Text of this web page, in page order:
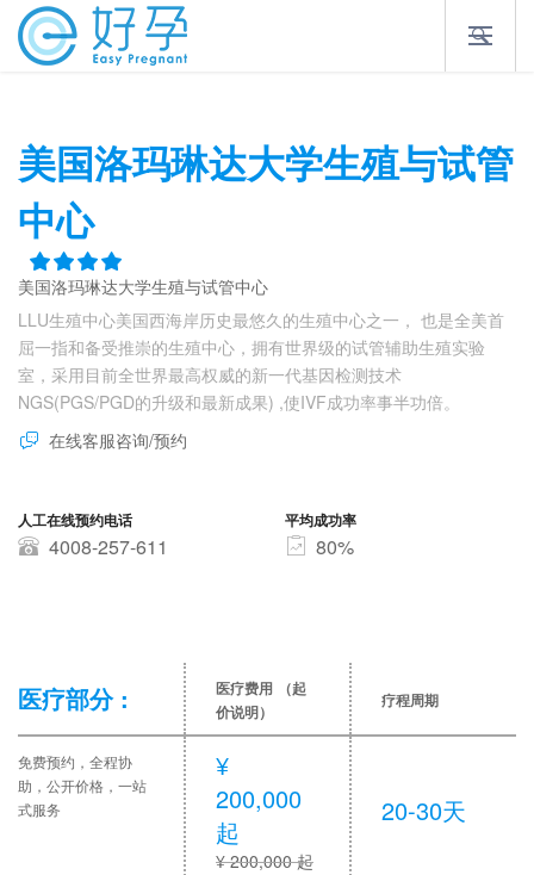
美国洛玛琳达大学生殖与试管
中心
美国洛玛琳达大学生殖与试管中心
LLU生殖中心美国西海岸历史最悠久的生殖中心之一， 也是全美首
屈一指和备受推崇的生殖中心，拥有世界级的试管辅助生殖实验
室，采用目前全世界最高权威的新一代基因检测技术
NGS(PGS/PGD的升级和最新成果) ,使IVF成功率事半功倍。
在线客服咨询/预约
人工在线预约电话
4008-257-611
平均成功率
80%
医疗部分 : 医疗费用
（起
价说明）
疗程周期
免费预约，全程协
助，公开价格，一站
式服务
¥
200,000
起
¥ 200,000 起
20-30天